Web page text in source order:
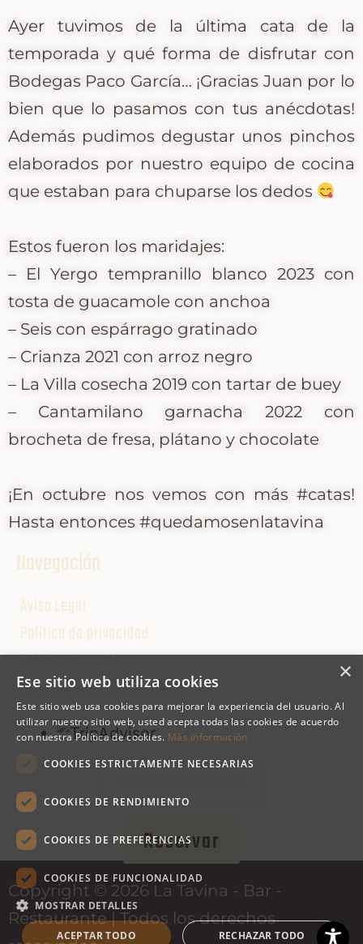
Ayer tuvimos de la última cata de la
temporada y qué forma de disfrutar con
Bodegas Paco García… ¡Gracias Juan por lo
bien que lo pasamos con tus anécdotas!
Además pudimos degustar unos pinchos
elaborados por nuestro equipo de cocina
que estaban para chuparse los dedos
Estos fueron los maridajes:
– El Yergo tempranillo blanco 2023 con
tosta de guacamole con anchoa
– Seis con espárrago gratinado
– Crianza 2021 con arroz negro
– La Villa cosecha 2019 con tartar de buey
– Cantamilano garnacha 2022 con
brocheta de fresa, plátano y chocolate
¡En octubre nos vemos con más #catas!
Hasta entonces #quedamosenlatavina
Navegación
Aviso Legal
Política de privacidad
Política de cookies
Configuración de las cookies
Reservar
Copyright © 2026 La Tavina - Bar -
Restaurante | Todos los derechos
×
Ese sitio web utiliza cookies
Este sitio web usa cookies para mejorar la experiencia del usuario. Al
utilizar nuestro sitio web, usted acepta todas las cookies de acuerdo
con nuestra Política de cookies. Más información
COOKIES ESTRICTAMENTE NECESARIAS
COOKIES DE RENDIMIENTO
COOKIES DE PREFERENCIAS
COOKIES DE FUNCIONALIDAD
MOSTRAR DETALLES
ACEPTAR TODO RECHAZAR TODO